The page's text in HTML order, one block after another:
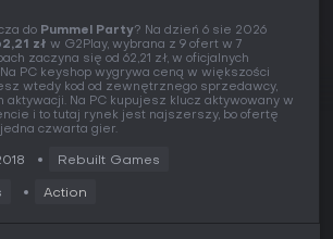
do Pummel Party? Na dzień 6 sie 2026
zł w G2Play, wybrana z 9 ofert w 7
zaczyna się od 62,21 zł, w oficjalnych
Na PC keyshop wygrywa ceną w większości
wtedy kod od zewnętrznego sprzedawcy,
Na PC kupujesz klucz aktywowany w
i to tutaj rynek jest najszerszy, bo ofertę
czwarta gier.
Rebuilt Games
Action